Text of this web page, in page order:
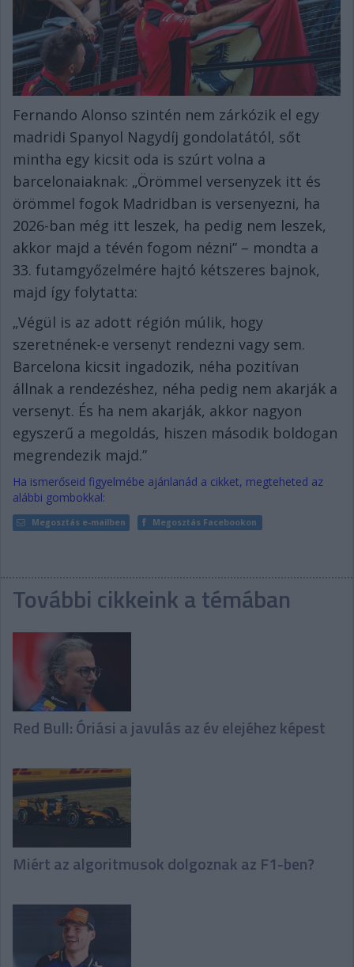
Fernando Alonso szintén nem zárkózik el egy
madridi Spanyol Nagydíj gondolatától, sőt
mintha egy kicsit oda is szúrt volna a
barcelonaiaknak: „Örömmel versenyzek itt és
örömmel fogok Madridban is versenyezni, ha
2026-ban még itt leszek, ha pedig nem leszek,
akkor majd a tévén fogom nézni” – mondta a
33. futamgyőzelmére hajtó kétszeres bajnok,
majd így folytatta:
„Végül is az adott régión múlik, hogy
szeretnének-e versenyt rendezni vagy sem.
Barcelona kicsit ingadozik, néha pozitívan
állnak a rendezéshez, néha pedig nem akarják a
versenyt. És ha nem akarják, akkor nagyon
egyszerű a megoldás, hiszen második boldogan
megrendezik majd.”
Ha ismerőseid figyelmébe ajánlanád a cikket, megteheted az
alábbi gombokkal:
Megosztás e-mailben Megosztás Facebookon
További cikkeink a témában
Red Bull: Óriási a javulás az év elejéhez képest
Miért az algoritmusok dolgoznak az F1-ben?